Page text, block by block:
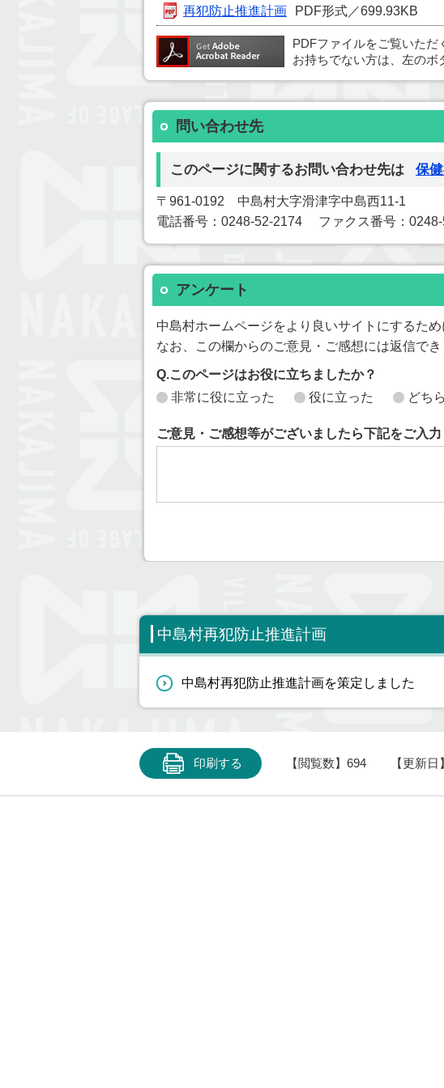
再犯防止推進計画 PDF形式／699.93KB
PDFファイルをご覧いただ
お持ちでない方は、左のボ
問い合わせ先
このページに関するお問い合わせ先は 保
〒961-0192 中島村大字滑津字中島西11-1
電話番号：0248-52-2174 ファクス番号：0248-
アンケート
中島村ホームページをより良いサイトにするた
なお、この欄からのご意見・ご感想には返信でき
Q.このページはお役に立ちましたか？
非常に役に立った
役に立った どち
ご意見・ご感想等がございましたら下記をご入力
中島村再犯防止推進計画
中島村再犯防止推進計画を策定しました
印刷する 【閲覧数】 694 【更新日】